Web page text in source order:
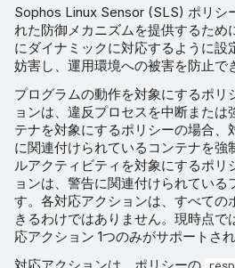
ドライラン
Sophos Linux Sensor (SLS) ポリシ
れた防御メカニズムを提供するため
にダイナミックに対応するように設
妨害し、運用環境への被害を防止で
プログラムの動作を対象にするポリ
ョンは、違反プロセスを中断または
テナを対象にするポリシーの場合、
に関連付けられているコンテナを強
ルアクティビティを対象にするポリ
ョンは、警告に関連付けられている
す。各対応アクションは、すべての
きるわけではありません。現時点で
応アクション 1つのみがサポートされ